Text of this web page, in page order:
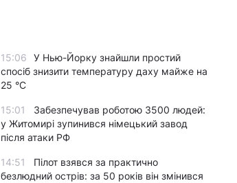
15:06
У Нью-Йорку знайшли простий
спосіб знизити температуру даху майже на
25 °C
15:01
Забезпечував роботою 3500 людей:
у Житомирі зупинився німецький завод
після атаки РФ
14:51
Пілот взявся за практично
безлюдний острів: за 50 років він змінився